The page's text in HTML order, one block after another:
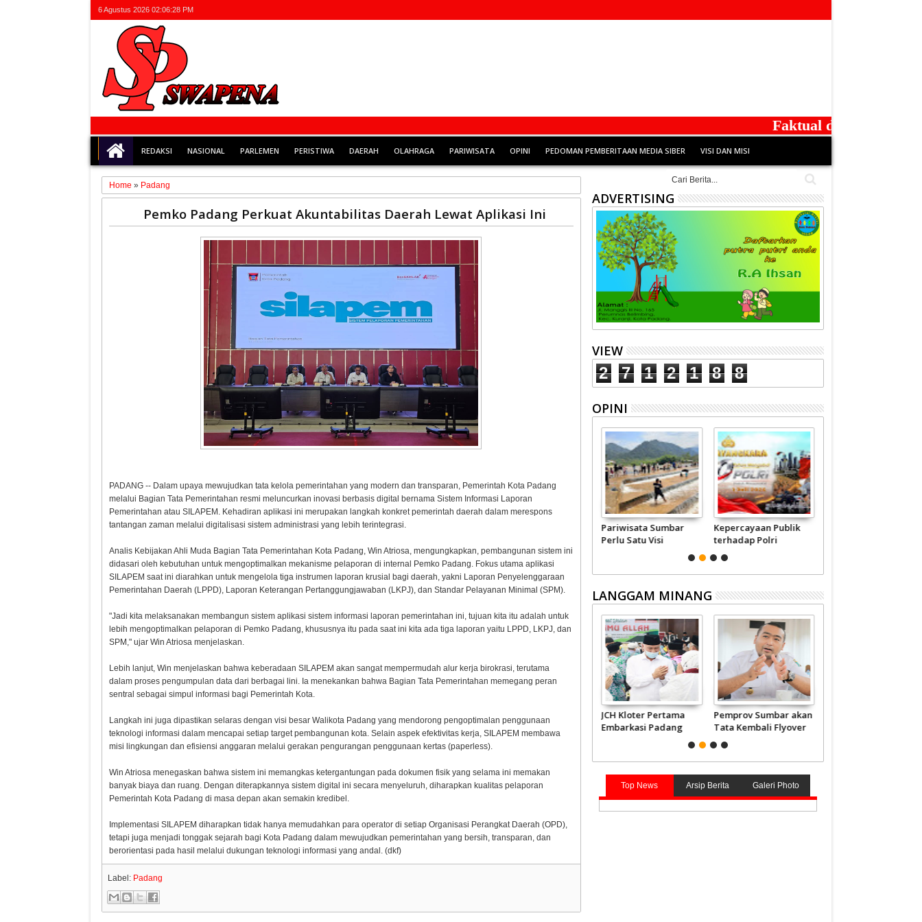
6 Agustus 2026 02:06:28 PM
Faktual dan Berintegritas
REDAKSI NASIONAL PARLEMEN PERISTIWA DAERAH OLAHRAGA PARIWISATA OPINI PEDOMAN PEMBERITAAN MEDIA SIBER VISI DAN MISI
Home » Padang
Pemko Padang Perkuat Akuntabilitas Daerah Lewat Aplikasi Ini
PADANG -- Dalam upaya mewujudkan tata kelola pemerintahan yang modern dan transparan, Pemerintah Kota Padang
melalui Bagian Tata Pemerintahan resmi meluncurkan inovasi berbasis digital bernama Sistem Informasi Laporan
Pemerintahan atau SILAPEM. Kehadiran aplikasi ini merupakan langkah konkret pemerintah daerah dalam merespons
tantangan zaman melalui digitalisasi sistem administrasi yang lebih terintegrasi.
Analis Kebijakan Ahli Muda Bagian Tata Pemerintahan Kota Padang, Win Atriosa, mengungkapkan, pembangunan sistem ini
didasari oleh kebutuhan untuk mengoptimalkan mekanisme pelaporan di internal Pemko Padang. Fokus utama aplikasi
SILAPEM saat ini diarahkan untuk mengelola tiga instrumen laporan krusial bagi daerah, yakni Laporan Penyelenggaraan
Pemerintahan Daerah (LPPD), Laporan Keterangan Pertanggungjawaban (LKPJ), dan Standar Pelayanan Minimal (SPM).
"Jadi kita melaksanakan membangun sistem aplikasi sistem informasi laporan pemerintahan ini, tujuan kita itu adalah untuk
lebih mengoptimalkan pelaporan di Pemko Padang, khususnya itu pada saat ini kita ada tiga laporan yaitu LPPD, LKPJ, dan
SPM," ujar Win Atriosa menjelaskan.
Lebih lanjut, Win menjelaskan bahwa keberadaan SILAPEM akan sangat mempermudah alur kerja birokrasi, terutama
dalam proses pengumpulan data dari berbagai lini. Ia menekankan bahwa Bagian Tata Pemerintahan memegang peran
sentral sebagai simpul informasi bagi Pemerintah Kota.
Langkah ini juga dipastikan selaras dengan visi besar Walikota Padang yang mendorong pengoptimalan penggunaan
teknologi informasi dalam mencapai setiap target pembangunan kota. Selain aspek efektivitas kerja, SILAPEM membawa
misi lingkungan dan efisiensi anggaran melalui gerakan pengurangan penggunaan kertas (paperless).
Win Atriosa menegaskan bahwa sistem ini memangkas ketergantungan pada dokumen fisik yang selama ini memakan
banyak biaya dan ruang. Dengan diterapkannya sistem digital ini secara menyeluruh, diharapkan kualitas pelaporan
Pemerintah Kota Padang di masa depan akan semakin kredibel.
Implementasi SILAPEM diharapkan tidak hanya memudahkan para operator di setiap Organisasi Perangkat Daerah (OPD),
tetapi juga menjadi tonggak sejarah bagi Kota Padang dalam mewujudkan pemerintahan yang bersih, transparan, dan
berorientasi pada hasil melalui dukungan teknologi informasi yang andal. (dkf)
Label: Padang
ADVERTISING
VIEW
2 7 1 2 1 8 8
OPINI
Harapan kepada
Narkoba
Pariwisata Sumbar
Perlu Satu Visi
Kepercayaan Publik
terhadap Polri
LANGGAM MINANG
Inflasi Sumbar Turun
Takziah ke Kediaman
Ridwan Kamil,
Gubernur Mahyeldi
Doakan Eril Syahid
JCH Kloter Pertama
Embarkasi Padang
Pemprov Sumbar akan
Tata Kembali Flyover
Duku
Top News Arsip Berita Galeri Photo